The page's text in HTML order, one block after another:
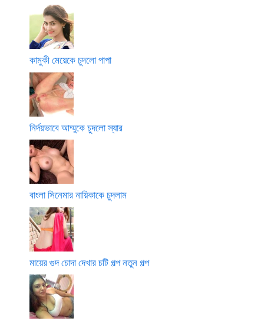
কামুকী মেয়েকে চুদলো পাপা
নির্দয়ভাবে আম্মুকে চুদলো স্যার
বাংলা সিনেমার নায়িকাকে চুদলাম
মায়ের গুদ চোদা দেখার চটি গল্প নতুন গল্প